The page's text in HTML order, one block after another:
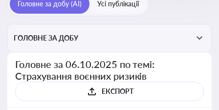
Головне за добу (AI) Усі публікації
ГОЛОВНЕ ЗА ДОБУ
Головне за 06.10.2025 по темі:
Страхування воєнних ризиків
ЕКСПОРТ